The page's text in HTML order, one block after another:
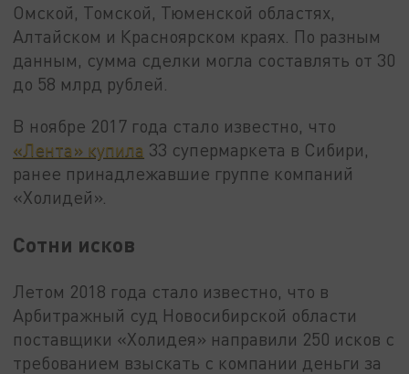
Омской, Томской, Тюменской областях,
Алтайском и Красноярском краях. По разным
данным, сумма сделки могла составлять от 30
до 58 млрд рублей.
В ноябре 2017 года стало известно, что
«Лента» купила 33 супермаркета в Сибири,
ранее принадлежавшие группе компаний
«Холидей».
Сотни исков
Летом 2018 года стало известно, что в
Арбитражный суд Новосибирской области
поставщики «Холидея» направили 250 исков с
требованием взыскать с компании деньги за